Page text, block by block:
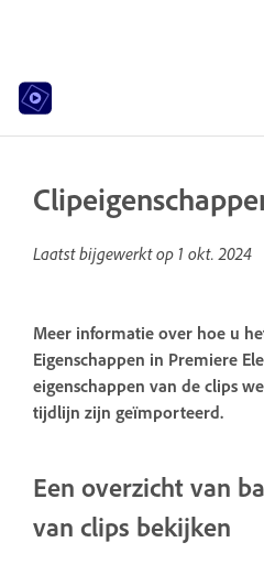
Laatst bijgewerkt op 1 okt. 2024
Meer informatie over hoe u
Eigenschappen in Premiere
eigenschappen van de clips
tijdlijn zijn geïmporteerd.
Een overzicht van
van clips bekijken